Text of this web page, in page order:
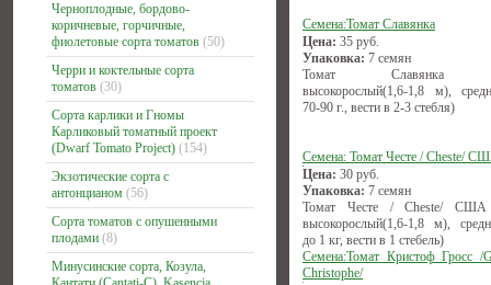
Черноплодные, бордово-
коричневые, горчичные,
фиолетовые сорта томатов (50)
Черри и коктельные сорта
томатов (30)
Сорта карлики и Гномы
Карликовый томатный проект
(Dwarf Tomato Project) (154)
Экзотические сорта с
антонцианом (56)
Сорта томатов с опушенными
плодами (8)
Минусинские сорта, Козула,
Семена:Томат Славянка
Цена: 35 руб.
Упаковка: 7 семян
Томат Славянка
высокорослый(1,6-1,8 м),
70-90 г., вести в 2-3 стебля)
Семена: Томат Честе / Cheste/
Цена: 30 руб.
Упаковка: 7 семян
Томат Честе / Cheste/ США
высокорослый(1,6-1,8 м),
до 1 кг, вести в 1 стебель)
Семена:Томат Кристоф Гросс /
Christophe/